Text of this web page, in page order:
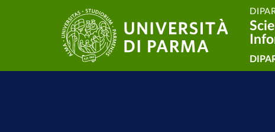
Salta al contenuto principale
Dipartimento di